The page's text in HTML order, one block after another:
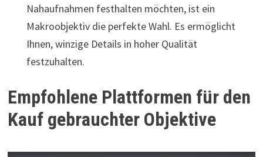
Nahaufnahmen festhalten möchten, ist ein
Makroobjektiv die perfekte Wahl. Es ermöglicht
Ihnen, winzige Details in hoher Qualität
festzuhalten.
Empfohlene Plattformen für den
Kauf gebrauchter Objektive